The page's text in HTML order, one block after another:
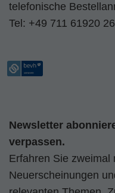
telefonische
Tel: +49 711 61920 26
Newsletter
verpassen.
Erfahren Sie zweimal
Neuerscheinungen